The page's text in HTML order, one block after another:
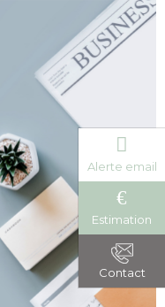
Alerte email
Estimation
Contact